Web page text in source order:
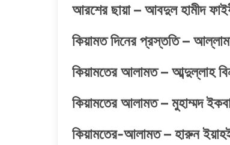
আরশের ছায়া – আবদুল হামীদ
কিয়ামত দিনের প্রস্ততি –
কিয়ামতের আলামত –
কিয়ামতের আলামত – মুহাম্মদ
কিয়ামতের-আলামত – হারুন